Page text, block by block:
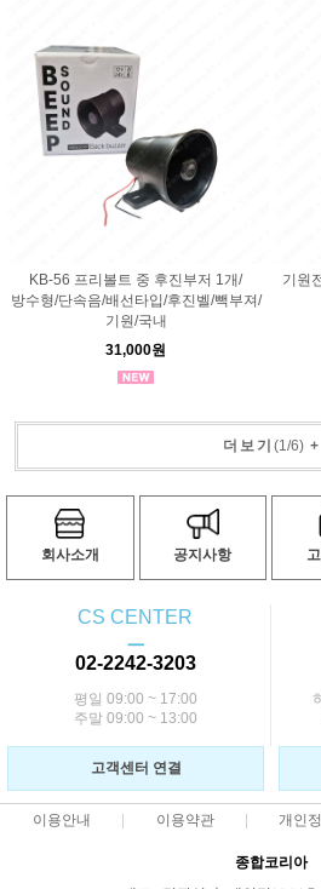
KB-56 프리볼트 중 후진부저 1개/
방수형/단속음/배선타입/후진벨/빽부져/
기원/국내
31,000원
기원
더보기 (1/6)+
회사소개 공지사항
CS CENTER
ㅡ
02-2242-3203
평일 09:00 ~ 17:00
주말 09:00 ~ 13:00
고객센터 연결
이용안내 이용약관 개인
종합코리아